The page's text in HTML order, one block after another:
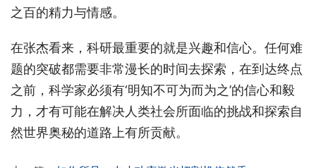
之百的精力与情感。
在张杰看来，科研最重要的就是兴趣和信心。任何难
题的突破都需要非常漫长的时间去探索，在到达终点
之前，科学家必须有‘明知不可为而为之’的信心和毅
力，才有可能在解决人类社会所面临的挑战和探索自
然世界奥秘的道路上有所贡献。